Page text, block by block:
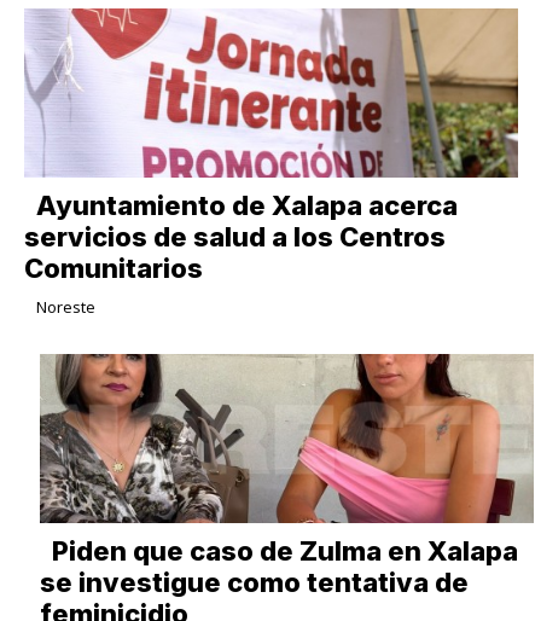
Ayuntamiento de Xalapa acerca
servicios de salud a los Centros
Comunitarios
Noreste
Piden que caso de Zulma en Xalapa
se investigue como tentativa de
feminicidio